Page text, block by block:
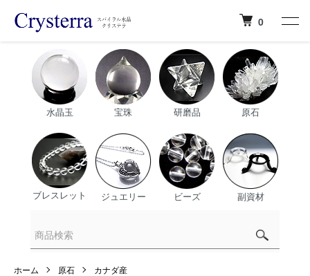
0
水晶玉 宝珠 研磨品 原石
ブレスレット ジュエリー ビーズ 副資材
ホーム 原石 カナダ産